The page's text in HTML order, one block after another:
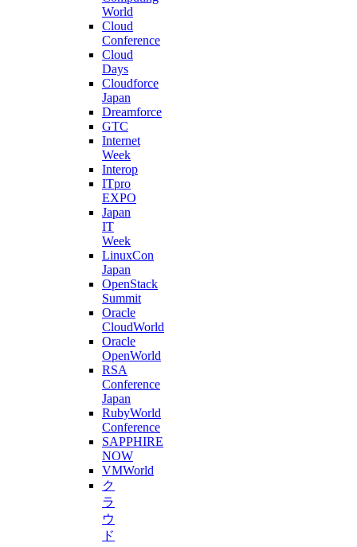
World
Cloud
Conference
Cloud
Days
Cloudforce
Japan
Dreamforce
GTC
Internet
Week
Interop
ITpro
EXPO
Japan
IT
Week
LinuxCon
Japan
OpenStack
Summit
Oracle
CloudWorld
Oracle
OpenWorld
RSA
Conference
Japan
RubyWorld
Conference
SAPPHIRE
NOW
VMWorld
ク
ラ
ウ
ド